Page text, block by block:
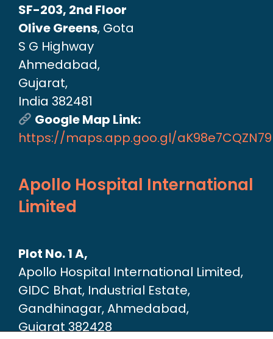
SF-203, 2nd Floor
Olive Greens, Gota
S G Highway
Ahmedabad,
Gujarat,
India 382481
Google Map Link:
https://maps.app.goo.gl/
Apollo Hospital International
Limited
Plot No. 1 A,
Apollo Hospital International Limited,
GIDC Bhat, Industrial Estate,
Gandhinagar, Ahmedabad,
Gujarat 382428